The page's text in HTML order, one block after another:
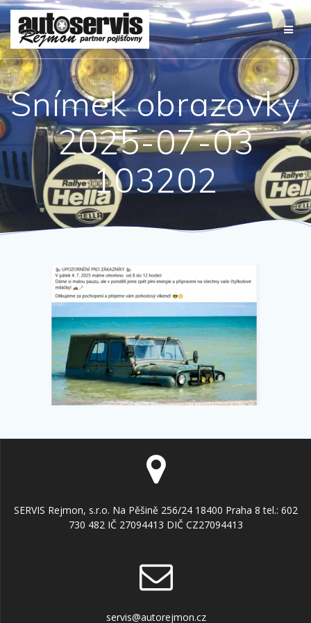
Přeskočit
na
obsah
Snímek obrazovky
2025-07-03
103202
SERVIS Rejmon, s.r.o. Na Pěšině 256/24 18400 Praha 8 tel.: 602
730 482 IČ 27094413 DIČ CZ27094413
servis@autorejmon.cz